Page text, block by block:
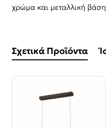
χρώμα και μεταλλική
Σχετικά Προϊόντα